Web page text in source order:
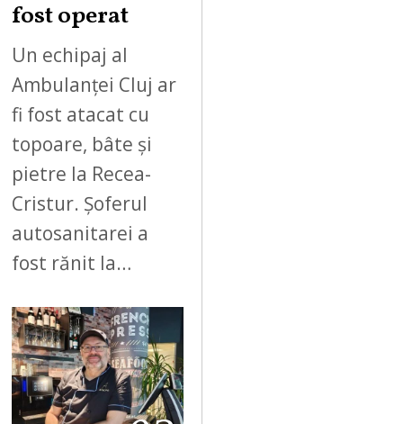
fost operat
Un echipaj al
Ambulanței Cluj ar
fi fost atacat cu
topoare, bâte și
pietre la Recea-
Cristur. Șoferul
autosanitarei a
fost rănit la…